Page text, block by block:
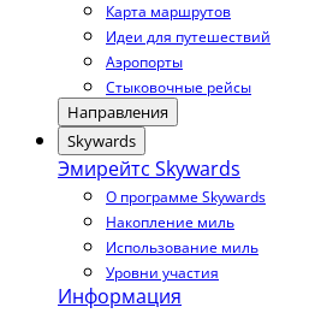
Карта маршрутов
Идеи для путешествий
Аэропорты
Стыковочные рейсы
Направления
Skywards
Эмирейтс Skywards
О программе Skywards
Накопление миль
Использование миль
Уровни участия
Информация